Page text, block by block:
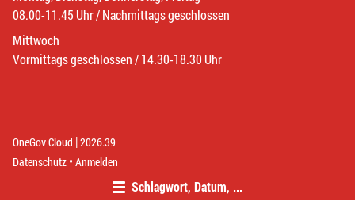
Schlagwort, Datum, ...
08.00-11.45 Uhr / Nachmittags geschlossen
Mittwoch
Vormittags geschlossen / 14.30-18.30 Uhr
OneGov Cloud (External Link)
|2026.39
Datenschutz (External Link)
Anmelden